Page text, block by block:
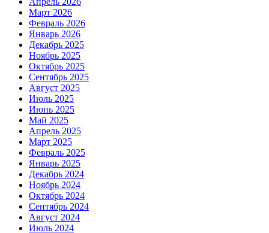
Март 2026
Февраль 2026
Январь 2026
Декабрь 2025
Ноябрь 2025
Октябрь 2025
Сентябрь 2025
Август 2025
Июль 2025
Июнь 2025
Май 2025
Апрель 2025
Март 2025
Февраль 2025
Январь 2025
Декабрь 2024
Ноябрь 2024
Октябрь 2024
Сентябрь 2024
Август 2024
Июль 2024